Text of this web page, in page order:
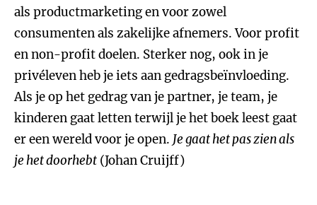
als productmarketing en voor zowel
consumenten als zakelijke afnemers. Voor profit
en non-profit doelen. Sterker nog, ook in je
privéleven heb je iets aan gedragsbeïnvloeding.
Als je op het gedrag van je partner, je team, je
kinderen gaat letten terwijl je het boek leest gaat
er een wereld voor je open. Je gaat het pas zien als
je het doorhebt (Johan Cruijff)